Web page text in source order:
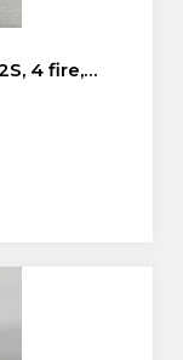
4 fire,